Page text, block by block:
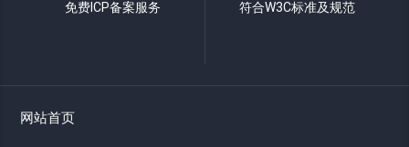
免费ICP备案服务 符合W3C标准及规范
网站首页